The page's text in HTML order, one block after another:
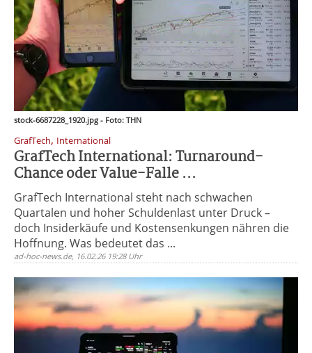
stock-6687228_1920.jpg - Foto: THN
GrafTech, International
GrafTech International: Turnaround-
Chance oder Value-Falle ...
GrafTech International steht nach schwachen
Quartalen und hoher Schuldenlast unter Druck –
doch Insiderkäufe und Kostensenkungen nähren die
Hoffnung. Was bedeutet das ...
ad-hoc-news.de, 16.02.26 19:28 Uhr